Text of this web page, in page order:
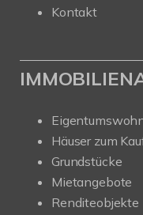
Kontakt
Häuser zum
Grundstücke
Mietangebote
Renditeobjekte